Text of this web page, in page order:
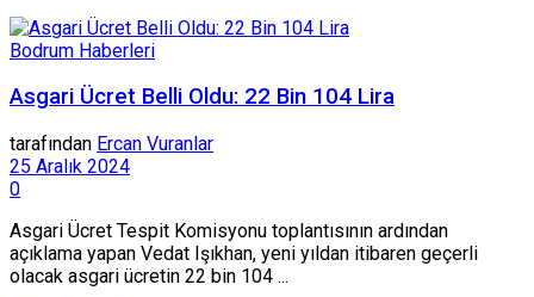
Bodrum Haberleri
Asgari Ücret Belli Oldu: 22 Bin 104 Lira
tarafından Ercan Vuranlar
25 Aralık 2024
0
Asgari Ücret Tespit Komisyonu toplantısının ardından
açıklama yapan Vedat Işıkhan, yeni yıldan itibaren geçerli
olacak asgari ücretin 22 bin 104 ...